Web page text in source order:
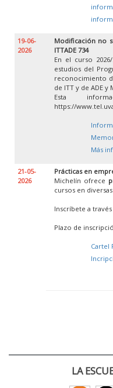
19-06-
2026
Modificación no
ITTADE 734
En el curso
estudios del
reconocimiento
de ITT y de ADE y
Esta
https://
Más
21-05-
2026
Prácticas en
Michelín ofrece
cursos en
Inscríbete a
Plazo de
Cartel
LA